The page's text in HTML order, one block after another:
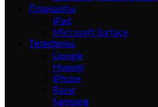
Планшеты
iPad
Microsoft Surface
Телефоны
Google
Huawei
iPhone
Razer
Samsung